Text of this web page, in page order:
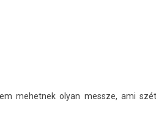
mehet­nek olyan messze, ami